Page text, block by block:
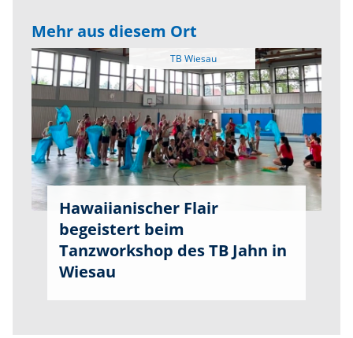
Mehr aus diesem Ort
Hawaiianischer Flair
begeistert beim
Tanzworkshop des TB Jahn in
Wiesau